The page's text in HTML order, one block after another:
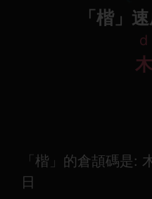
「楷」
d
木
「楷」的倉頡碼是:
日